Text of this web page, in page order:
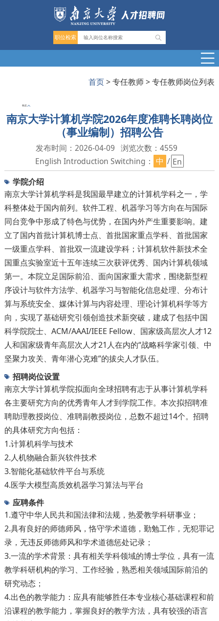
职位检索
首页>专任教师>专任教师岗位列表
收起
南京大学计算机学院2026年度准聘长聘岗位
（事业编制）招聘公告
发布时间：2026-04-09 浏览次数： 4559
English Introduction Switching： 中 / En
学院介绍
南京大学计算机学科是我国最早建立的计算机学科之一，学
科整体处于国内前列。软件工程、机器学习等方向在与国际
同台竞争中形成了特色与优势，在国内外产生重要影响。建
立了国内首批计算机博士点、首批国家重点学科、首批国家
一级重点学科、首批双一流建设学科；计算机软件新技术全
国重点实验室近十五年连续三次获评优秀、国内计算机领域
第一。本院立足国际前沿、面向国家重大需求，围绕新型程
序设计与软件方法学、机器学习与智能化信息处理、分布计
算与系统安全、媒体计算与内容处理、理论计算机科学等方
向，实现了基础研究引领创造技术新突破，建成了包括中国
科学院院士、ACM/AAAI/IEEE Fellow、国家级高层次人才12
人和国家级青年高层次人才21人在内的“战略科学家引领、中
坚聚力攻关、青年潜心克难”的拔尖人才队伍。
招聘岗位设置
南京大学计算机学院拟面向全球招聘有志于从事计算机学科
各主要研究方向的优秀青年人才到学院工作。本次拟招聘准
聘助理教授岗位、准聘副教授岗位，总数不超过14个。招聘
的具体研究方向包括：
1.计算机科学与技术
2.人机物融合新兴软件技术
3.智能化基础软件平台与系统
4.医学大模型高质效机器学习算法与平台
应聘条件
1.遵守中华人民共和国法律和法规，热爱教学科研事业；
2.具有良好的师德师风，恪守学术道德，勤勉工作，无犯罪记
录，无违反师德师风和学术道德惩处记录；
3.一流的学术背景：具有相关学科领域的博士学位，具有一流
教学科研机构的学习、工作经验，熟悉相关领域国际前沿的
研究动态；
4.出色的教学能力：应具有能够胜任本专业核心基础课程和前
沿课程的教学能力，掌握良好的教学方法，具有较强的语言